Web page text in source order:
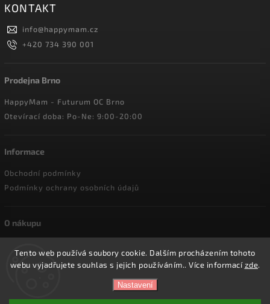
Tento web používá soubory cookie. Dalším procházením tohoto
webu vyjadřujete souhlas s jejich používáním.. Více informacízde.
Nastavení
KONTAKT
info@happymam.cz
+420 734 390 001
Prodejna Brno
HappyMam - Futurum OC Brno
Otevírací doba: Po-Ne: 9:00-20:00
Informace
Obchodní podmínky
Podmínky ochrany osobních údajů
O nákupu
Reklamace a vrácení zboží